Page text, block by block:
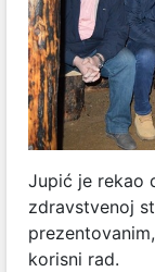
Jupić je rekao
zdravstvenoj
korisni rad.